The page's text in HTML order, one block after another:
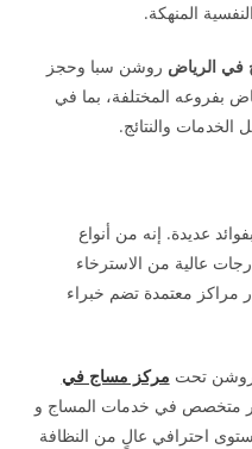
المنهكة.
في الرياض روشن سبا وحجز
بفروعه المختلفة، بما في
والنتائج.
عديدة. إنه من أنواع
عالية من الاسترخاء
مراكز معتمدة تضم خبراء
روشن تحت مركز مساج في
متخصص في خدمات المساج و
احترافي عالٍ من النظافة